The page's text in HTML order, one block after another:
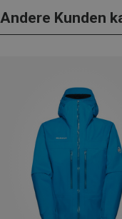
Andere Kunden